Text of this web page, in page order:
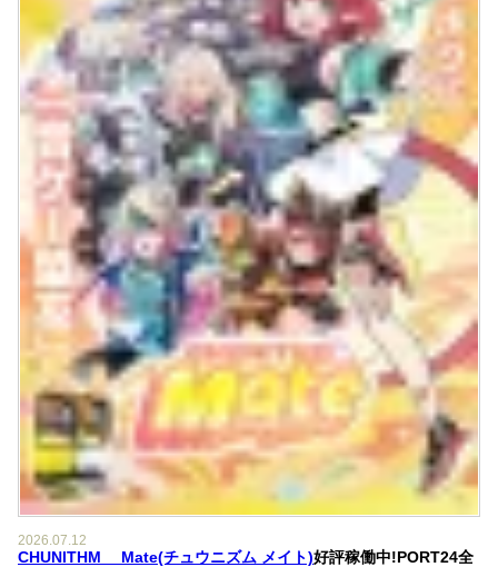
2026.07.12
CHUNITHM Mate(チュウニズム メイト)好評稼働中!PORT24全